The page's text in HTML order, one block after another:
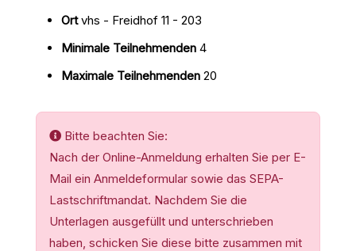
Ort vhs - Freidhof 11 - 203
Minimale Teilnehmenden 4
Maximale Teilnehmenden 20
Bitte beachten Sie:
Nach der Online-Anmeldung erhalten Sie per E-
Mail ein Anmeldeformular sowie das SEPA-
Lastschriftmandat. Nachdem Sie die
Unterlagen ausgefüllt und unterschrieben
haben, schicken Sie diese bitte zusammen mit